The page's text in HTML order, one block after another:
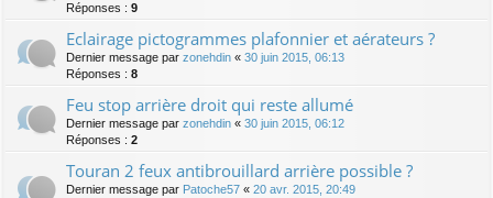
Réponses : 9
Eclairage pictogrammes plafonnier et aérateurs ?
Dernier message par zonehdin « 30 juin 2015, 06:13
Réponses : 8
Feu stop arrière droit qui reste allumé
Dernier message par zonehdin « 30 juin 2015, 06:12
Réponses : 2
Touran 2 feux antibrouillard arrière possible ?
Dernier message par Patoche57 « 20 avr. 2015, 20:49